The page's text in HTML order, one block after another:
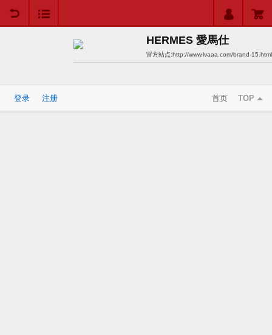
HERMES 愛馬仕
官方站点:http://www.lvaaa.com/brand-15.html
登录 注册 首页 TOP